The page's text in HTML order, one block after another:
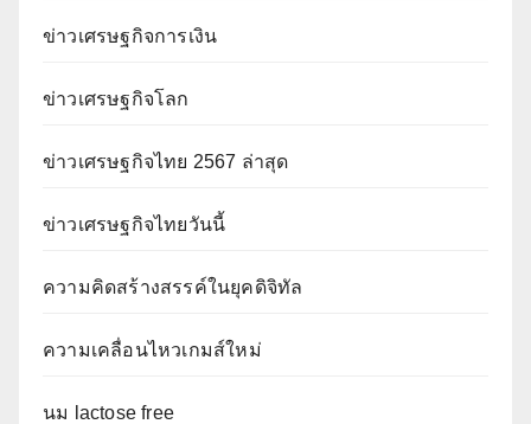
ข่าวเศรษฐกิจการเงิน
ข่าวเศรษฐกิจโลก
ข่าวเศรษฐกิจไทย 2567 ล่าสุด
ข่าวเศรษฐกิจไทยวันนี้
ความคิดสร้างสรรค์ในยุคดิจิทัล
ความเคลื่อนไหวเกมส์ใหม่
นม lactose free